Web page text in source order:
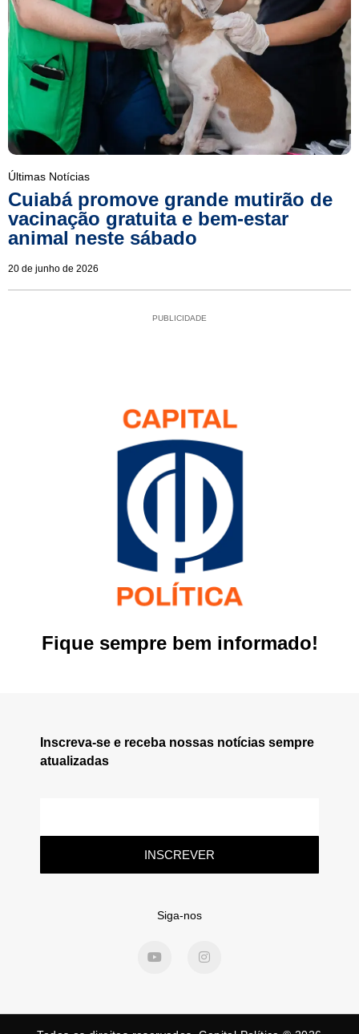
Últimas Notícias
Cuiabá promove grande mutirão de
vacinação gratuita e bem-estar
animal neste sábado
20 de junho de 2026
PUBLICIDADE
Fique sempre bem informado!
Inscreva-se e receba nossas notícias sempre
atualizadas
INSCREVER
Siga-nos